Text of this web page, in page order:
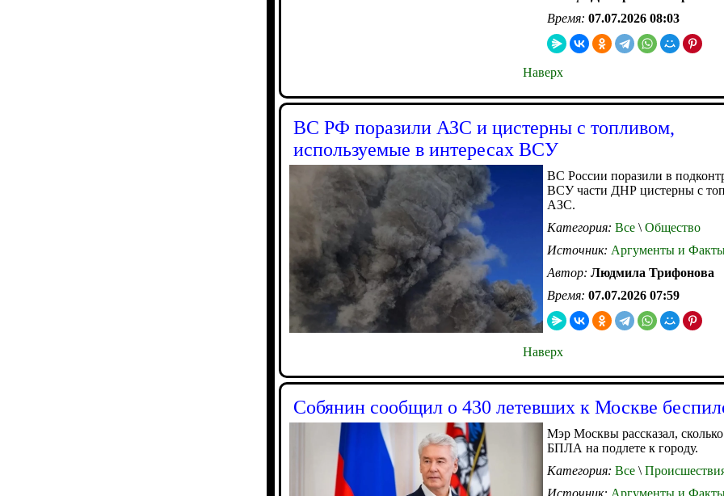
Время: 07.07.2026 08:03
Наверх
ВС РФ поразили АЗС и цистерны с топливом,
используемые в интересах ВСУ
ВС России поразили в
ВСУ части ДНР цистерны с
АЗС.
Категория: Все \ Общество
Источник: Аргументы и
Автор: Людмила Трифонова
Время: 07.07.2026 07:59
Наверх
Собянин сообщил о 430 летевших к Москве
Мэр Москвы рассказал,
БПЛА на подлете к городу.
Категория: Все \
Источник: Аргументы и